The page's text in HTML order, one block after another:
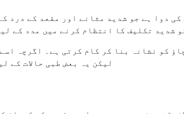
دوا ہے جو شدید مثانے اور مقعد کے درد
شدید تکلیف کا انتظام کرنے میں مدد کے
کو نشانہ بنا کر کام کرتی ہے۔ اگرچہ
لیکن یہ بعض طبی حالات کے